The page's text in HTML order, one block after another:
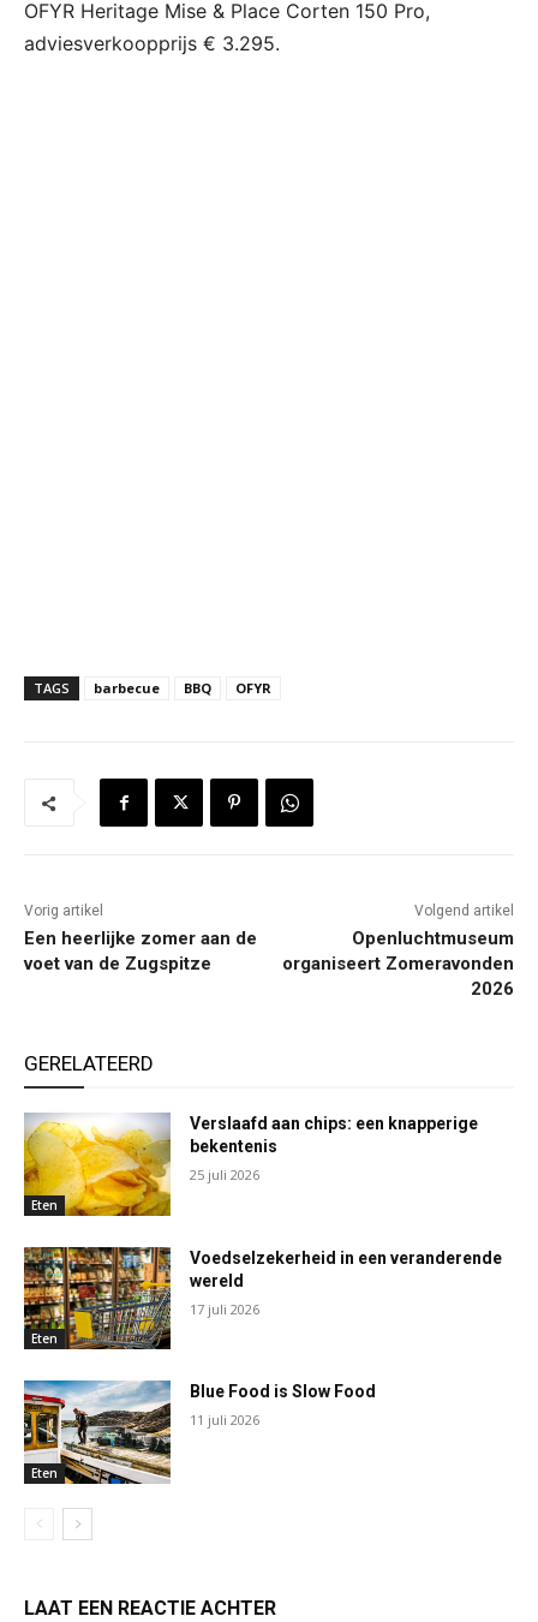
OFYR Heritage Mise & Place Corten 150 Pro,
adviesverkoopprijs € 3.295.
TAGS barbecue BBQ OFYR
Vorig artikel
Een heerlijke zomer aan de
voet van de Zugspitze
Volgend artikel
Openluchtmuseum
organiseert Zomeravonden
2026
GERELATEERD
Eten
Verslaafd aan chips: een knapperige
bekentenis
25 juli 2026
Eten
Voedselzekerheid in een veranderende
wereld
17 juli 2026
Eten
Blue Food is Slow Food
11 juli 2026
LAAT EEN REACTIE ACHTER